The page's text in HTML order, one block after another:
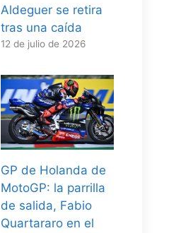
Aldeguer se retira
tras una caída
12 de julio de 2026
GP de Holanda de
MotoGP: la parrilla
de salida, Fabio
Quartararo en el